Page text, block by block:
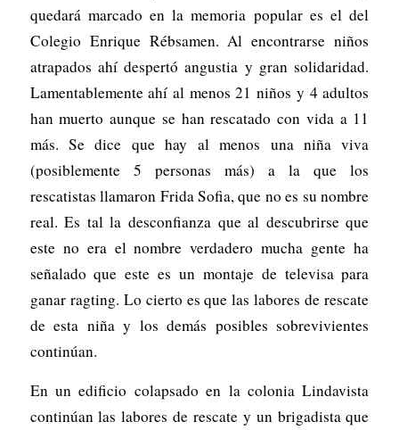
quedará marcado en la memoria popular es el del
Colegio Enrique Rébsamen. Al encontrarse niños
atrapados ahí despertó angustia y gran solidaridad.
Lamentablemente ahí al menos 21 niños y 4 adultos
han muerto aunque se han rescatado con vida a 11
más. Se dice que hay al menos una niña viva
(posiblemente 5 personas más) a la que los
rescatistas llamaron Frida Sofia, que no es su nombre
real. Es tal la desconfianza que al descubrirse que
este no era el nombre verdadero mucha gente ha
señalado que este es un montaje de televisa para
ganar ragting. Lo cierto es que las labores de rescate
de esta niña y los demás posibles sobrevivientes
continúan.
En un edificio colapsado en la colonia Lindavista
continúan las labores de rescate y un brigadista que